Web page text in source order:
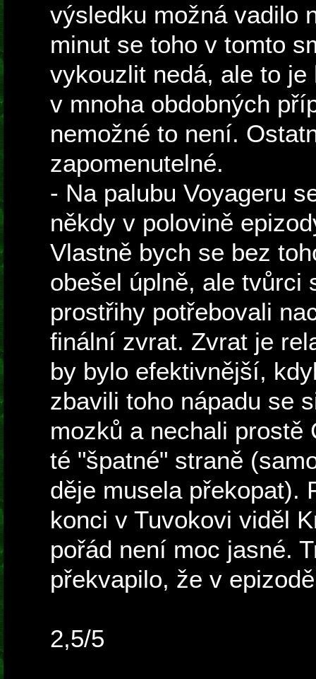
výsledku možná vadilo
minut se toho v tomto
vykouzlit nedá, ale to
v mnoha obdobných
nemožné to není.
zapomenutelné.
- Na palubu Voyageru
někdy v polovině
Vlastně bych se bez
obešel úplně, ale tvůrci
prostřihy potřebovali
finální zvrat. Zvrat je
by bylo efektivnější,
zbavili toho nápadu se
mozků a nechali prostě
té "špatné" straně
děje musela překopat).
konci v Tuvokovi viděl
pořád není moc jasné.
překvapilo, že v
2,5/5